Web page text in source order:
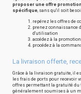
proposer une offre
spécifique, sans qu'il soit
repérez les offres de
prenez connaissance
d'utilisation
accédez à la
procédez à la
La livraison offerte,
Grâce à la livraison gratuite, il
les frais de ports pour recevoir
offres permettant la gratuité du
généralement soumises à un